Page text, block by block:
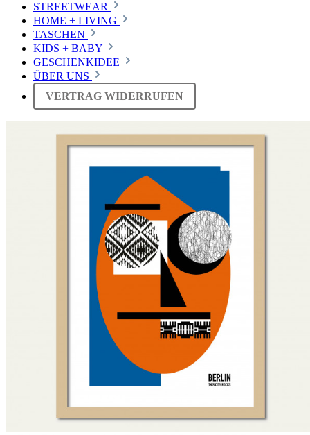
STREETWEAR
HOME + LIVING
TASCHEN
KIDS + BABY
GESCHENKIDEE
ÜBER UNS
VERTRAG WIDERRUFEN